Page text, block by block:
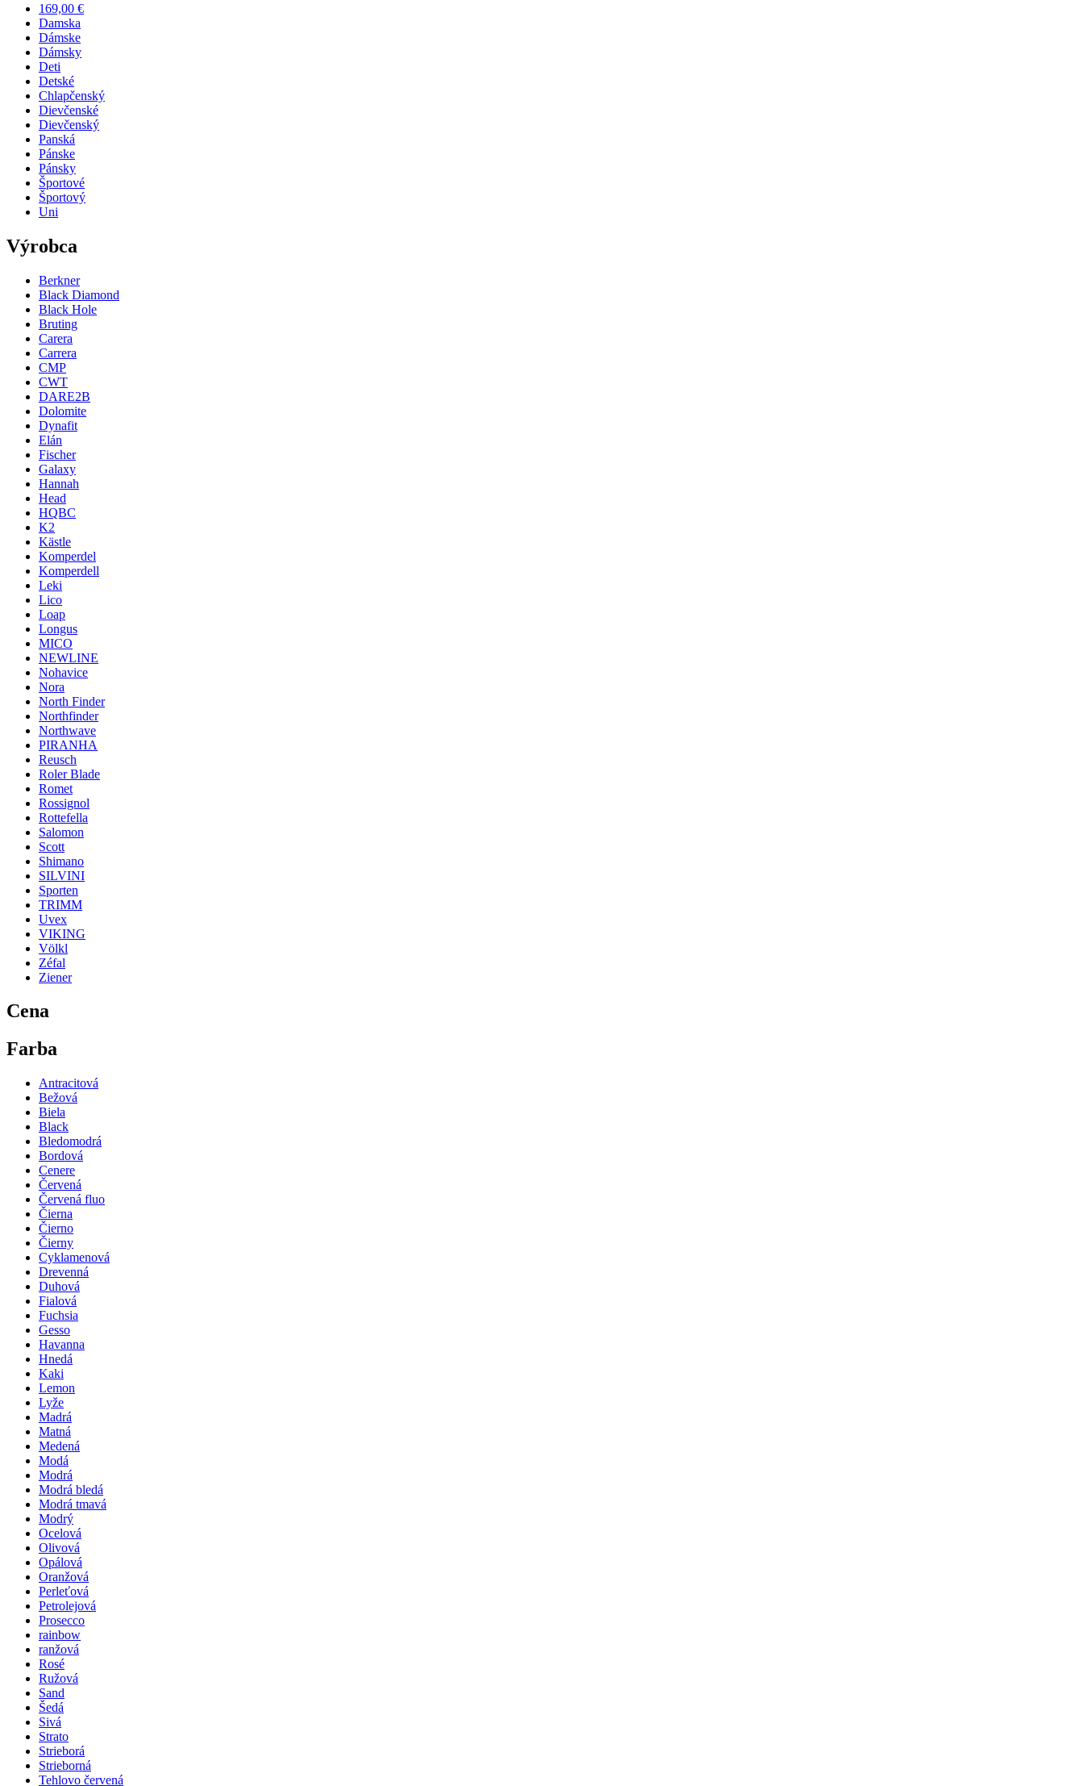
169,00 €
Damska
Dámske
Dámsky
Deti
Detské
Chlapčenský
Dievčenské
Dievčenský
Panská
Pánske
Pánsky
Športové
Športový
Uni
Výrobca
Berkner
Black Diamond
Black Hole
Bruting
Carera
Carrera
CMP
CWT
DARE2B
Dolomite
Dynafit
Elán
Fischer
Galaxy
Hannah
Head
HQBC
K2
Kästle
Komperdel
Komperdell
Leki
Lico
Loap
Longus
MICO
NEWLINE
Nohavice
Nora
North Finder
Northfinder
Northwave
PIRANHA
Reusch
Roler Blade
Romet
Rossignol
Rottefella
Salomon
Scott
Shimano
SILVINI
Sporten
TRIMM
Uvex
VIKING
Völkl
Zéfal
Ziener
Cena
Farba
Antracitová
Bežová
Biela
Black
Bledomodrá
Bordová
Cenere
Červená
Červená fluo
Čierna
Čierno
Čierny
Cyklamenová
Drevenná
Duhová
Fialová
Fuchsia
Gesso
Havanna
Hnedá
Kaki
Lemon
Lyže
Madrá
Matná
Medená
Modá
Modrá
Modrá bledá
Modrá tmavá
Modrý
Ocelová
Olivová
Opálová
Oranžová
Perleťová
Petrolejová
Prosecco
rainbow
ranžová
Rosé
Ružová
Sand
Šedá
Sivá
Strato
Strieborá
Strieborná
Tehlovo červená